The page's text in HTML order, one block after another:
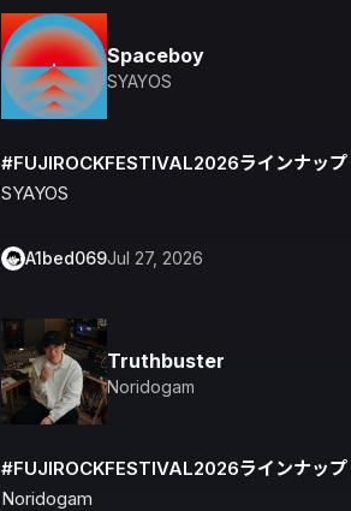
Spaceboy
SYAYOS
#FUJIROCKFESTIVAL2026ラインナップ
SYAYOS
A1bed069Jul 27, 2026
Truthbuster
Noridogam
#FUJIROCKFESTIVAL2026ラインナップ
Noridogam